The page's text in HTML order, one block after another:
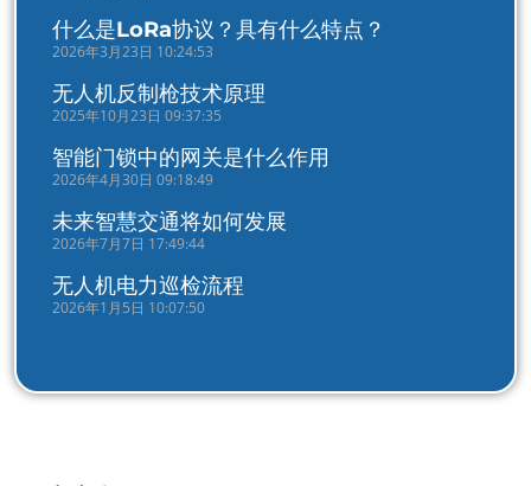
什么是LoRa协议？具有什么特点？
2026年3月23日 10:24:53
无人机反制枪技术原理
2025年10月23日 09:37:35
智能门锁中的网关是什么作用
2026年4月30日 09:18:49
未来智慧交通将如何发展
2026年7月7日 17:49:44
无人机电力巡检流程
2026年1月5日 10:07:50